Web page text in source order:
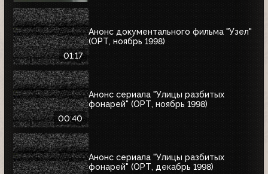
01:17
Анонс документального фильма "Узел"
(ОРТ, ноябрь 1998)
00:40
Анонс сериала "Улицы разбитых
фонарей" (ОРТ, ноябрь 1998)
Анонс сериала "Улицы разбитых
фонарей" (ОРТ, декабрь 1998)